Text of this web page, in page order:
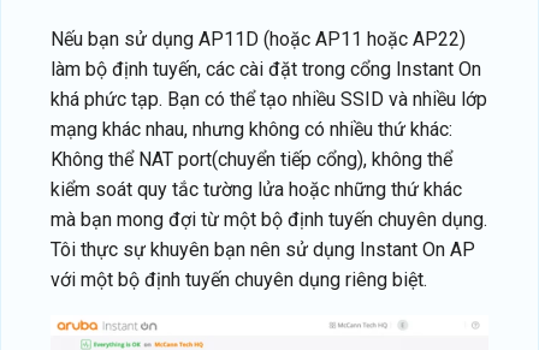
Nếu bạn sử dụng AP11D (hoặc AP11 hoặc AP22)
làm bộ định tuyến, các cài đặt trong cổng Instant On
khá phức tạp. Bạn có thể tạo nhiều SSID và nhiều lớp
mạng khác nhau, nhưng không có nhiều thứ khác:
Không thể NAT port(chuyển tiếp cổng), không thể
kiểm soát quy tắc tường lửa hoặc những thứ khác
mà bạn mong đợi từ một bộ định tuyến chuyên dụng.
Tôi thực sự khuyên bạn nên sử dụng Instant On AP
với một bộ định tuyến chuyên dụng riêng biệt.